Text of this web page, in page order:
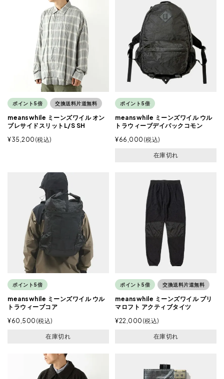
ポイント5倍 交換送料片道無料
meanswhile ミーンズワイル オン
ブレサイドスリットL/S SH
¥35,200 税込
ポイント5倍
meanswhile ミーンズワイル ウル
トラウィーブデイパックコモン
¥66,000 税込
在庫切れ
ポイント5倍
meanswhile ミーンズワイル ウル
トラウィーブコア
¥60,500 税込
在庫切れ
ポイント5倍 交換送料片道無料
meanswhile ミーンズワイル プリ
マロフト アクティブタイツ
¥22,000 税込
在庫切れ